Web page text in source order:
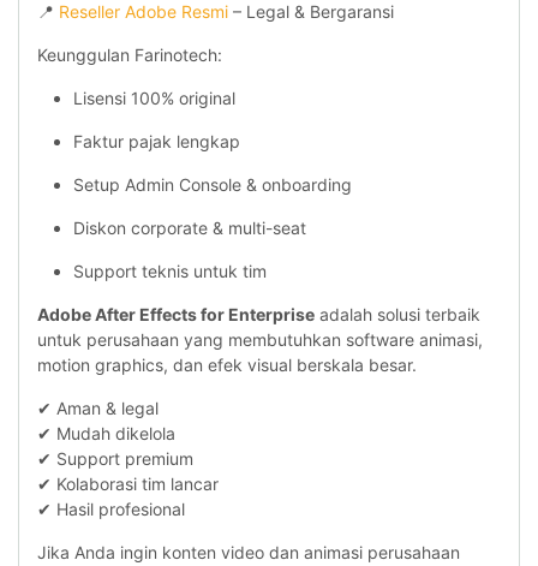
📍 Reseller Adobe Resmi – Legal & Bergaransi
Keunggulan Farinotech:
Lisensi 100% original
Faktur pajak lengkap
Setup Admin Console & onboarding
Diskon corporate & multi-seat
Support teknis untuk tim
Adobe After Effects for Enterprise adalah solusi terbaik
untuk perusahaan yang membutuhkan software animasi,
motion graphics, dan efek visual berskala besar.
✔ Aman & legal
✔ Mudah dikelola
✔ Support premium
✔ Kolaborasi tim lancar
✔ Hasil profesional
Jika Anda ingin konten video dan animasi perusahaan